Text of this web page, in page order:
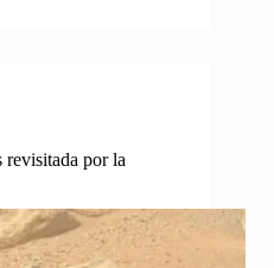
revisitada por la